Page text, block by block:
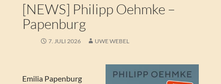
[NEWS] Philipp Oehmke –
Papenburg
7. JULI 2026 UWE WEBEL
Emilia Papenburg